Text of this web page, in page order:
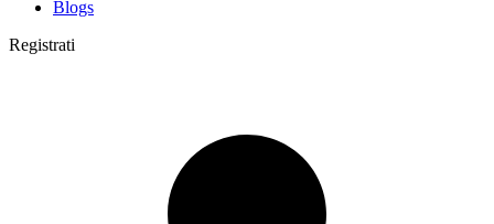
Blogs
Registrati